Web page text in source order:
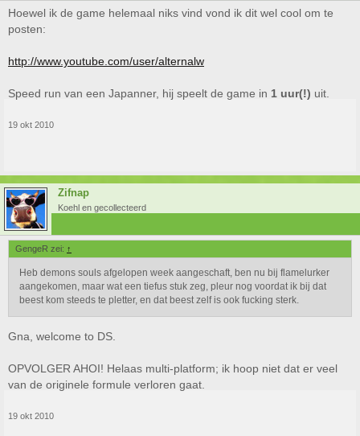
Hoewel ik de game helemaal niks vind vond ik dit wel cool om te
posten:
http://www.youtube.com/user/alternalw
Speed run van een Japanner, hij speelt de game in 1 uur(!) uit.
19 okt 2010
Zifnap
Koehl en gecollecteerd
GengeR zei: ↑
Heb demons souls afgelopen week aangeschaft, ben nu bij flamelurker
aangekomen, maar wat een tiefus stuk zeg, pleur nog voordat ik bij dat
beest kom steeds te pletter, en dat beest zelf is ook fucking sterk.
Gna, welcome to DS.
OPVOLGER AHOI! Helaas multi-platform; ik hoop niet dat er veel
van de originele formule verloren gaat.
19 okt 2010